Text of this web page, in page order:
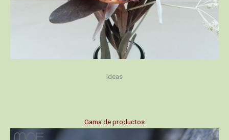
Ideas
Gama de productos